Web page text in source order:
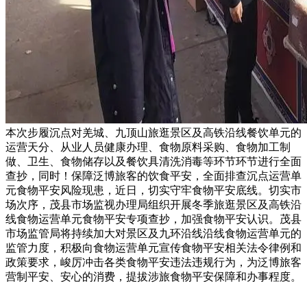
本次步履沉点对羌城、九顶山旅逛景区及高铁沿线餐饮单元的
运营天分、从业人员健康办理、食物原料采购、食物加工制
做、卫生、食物储存以及餐饮具清洗消毒等环节环节进行全面
查抄，同时！保障泛博旅客的饮食平安，全面排查沉点运营单
元食物平安风险现患，近日，切实守牢食物平安底线。切实市
场次序，茂县市场监视办理局组织开展冬季旅逛景区及高铁沿
线食物运营单元食物平安专项查抄，加强食物平安认识。茂县
市场监管局将持续加大对景区及九环沿线沿线食物运营单元的
监管力度，积极向食物运营单元宣传食物平安相关法令律例和
政策要求，峻厉冲击各类食物平安违法违规行为，为泛博旅客
营制平安、安心的消费，提拔涉旅食物平安保障和办事程度。